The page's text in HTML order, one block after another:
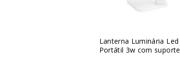
Lanterna Luminária Led
Portátil 3w com suporte